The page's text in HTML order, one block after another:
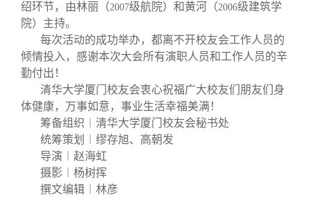
绍环节，由林丽（2007级航院）和黄河（2006级建筑学
院）主持。
每次活动的成功举办，都离不开校友会工作人员的
倾情投入，感谢本次大会所有演职人员和工作人员的辛
勤付出！
清华大学厦门校友会衷心祝福广大校友们朋友们身
体健康，万事如意，事业生活幸福美满！
筹备组织︱清华大学厦门校友会秘书处
统筹策划︱缪存旭、高朝发
导演︱赵海虹
摄影︱杨树挥
撰文编辑︱林彦